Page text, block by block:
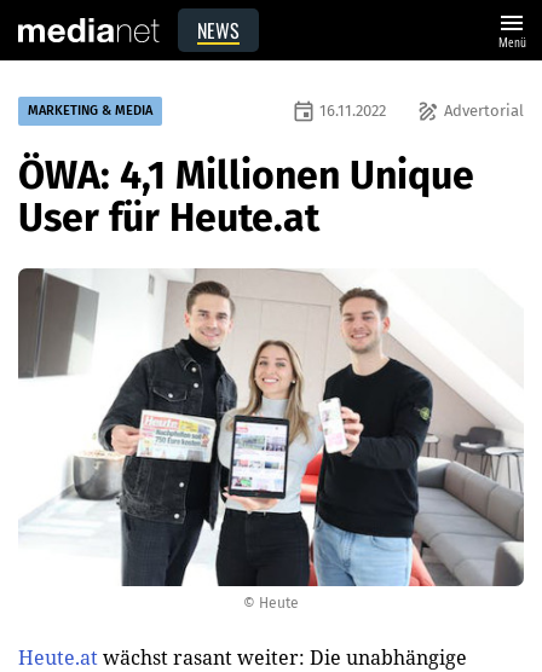
NEWS menu
Menü
© Heute
MARKETING & MEDIA draw Advertorial
event 16.11.2022
ÖWA: 4,1 Millionen Unique
User für Heute.at
Heute.atwächst rasant weiter: Die unabhängige